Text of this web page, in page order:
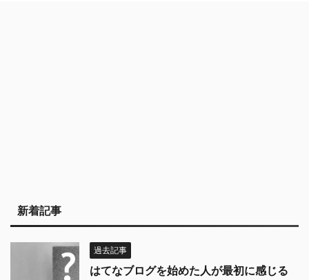
新着記事
過去記事
はてなブログを始めた人が最初に感じる